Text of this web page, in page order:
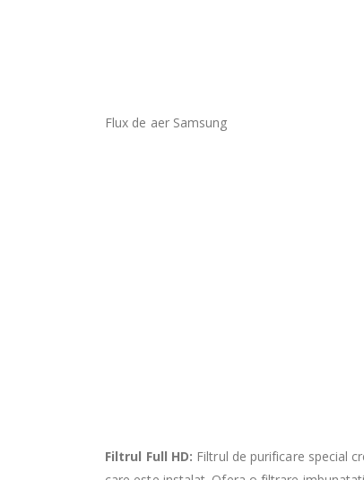
Flux de aer Samsung
Filtrul Full HD: Filtrul de purificare special